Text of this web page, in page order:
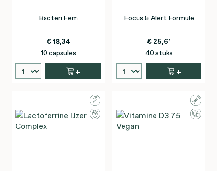
Bacteri Fem
€ 18,34
10 capsules
+
Focus & Alert Formule
€ 25,61
40 stuks
+